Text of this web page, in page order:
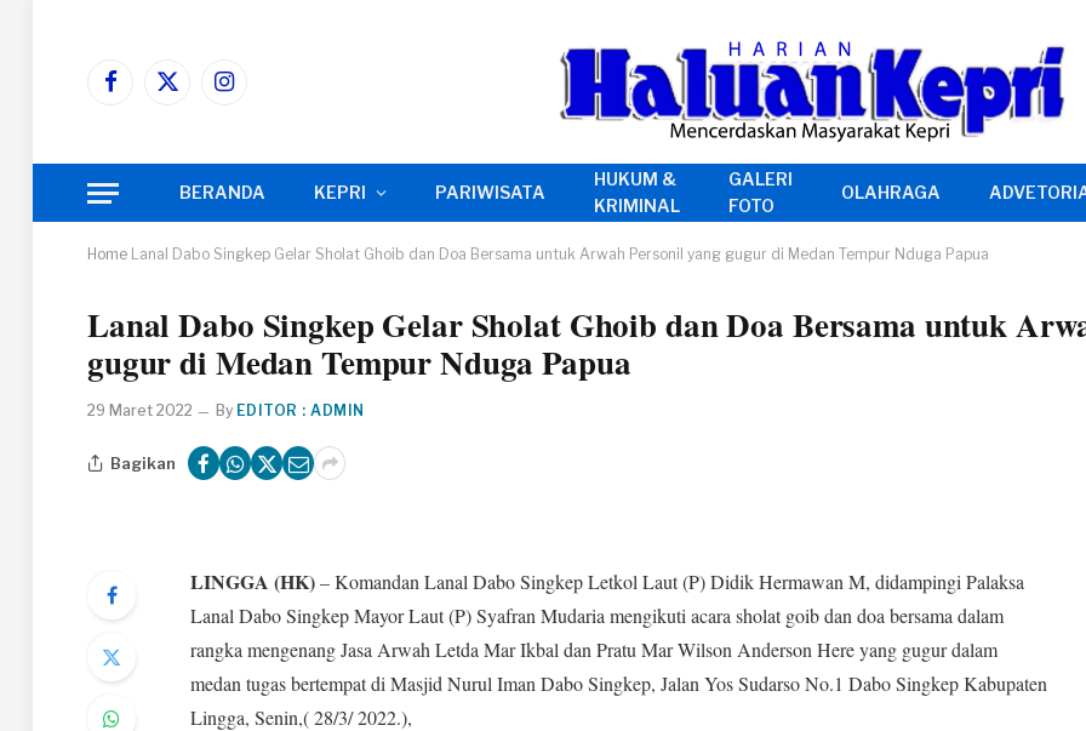
Facebook
X
Instagram
BERANDA KEPRI PARIWISATA
HUKUM &
KRIMINAL
GALERI
FOTO
OLAHRAGA
Home Lanal Dabo Singkep Gelar Sholat Ghoib dan Doa Bersama untuk Arwah Personil yang gugur di Medan Tempur Nduga Papua
Lanal Dabo Singkep Gelar Sholat Ghoib dan Doa Bersama untuk
gugur di Medan Tempur Nduga Papua
29 Maret 2022 By EDITOR : ADMIN
Bagikan
LINGGA (HK)– Komandan Lanal Dabo Singkep Letkol Laut (P) Didik Hermawan M, didampingi Palaksa
Lanal Dabo Singkep Mayor Laut (P) Syafran Mudaria mengikuti acara sholat goib dan doa bersama dalam
rangka mengenang Jasa Arwah Letda Mar Ikbal dan Pratu Mar Wilson Anderson Here yang gugur dalam
medan tugas bertempat di Masjid Nurul Iman Dabo Singkep, Jalan Yos Sudarso No.1 Dabo Singkep Kabupaten
Lingga, Senin,( 28/3/ 2022.),